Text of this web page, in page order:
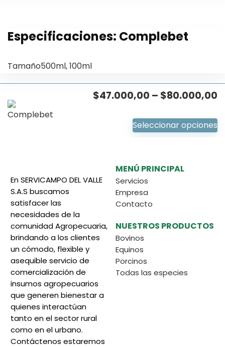
Especificaciones: Complebet
Tamaño500ml, 100ml
$47.000,00 – $80.000,00
Seleccionar opciones
En SERVICAMPO DEL VALLE
S.A.S buscamos
satisfacer las
necesidades de la
comunidad Agropecuaria,
brindando a los clientes
un cómodo, flexible y
asequible servicio de
comercialización de
insumos agropecuarios
que generen bienestar a
quienes interactúan
tanto en el sector rural
como en el urbano.
Contáctenos estaremos
MENÚ PRINCIPAL
Servicios
Empresa
Contacto
NUESTROS PRODUCTOS
Bovinos
Equinos
Porcinos
Todas las especies